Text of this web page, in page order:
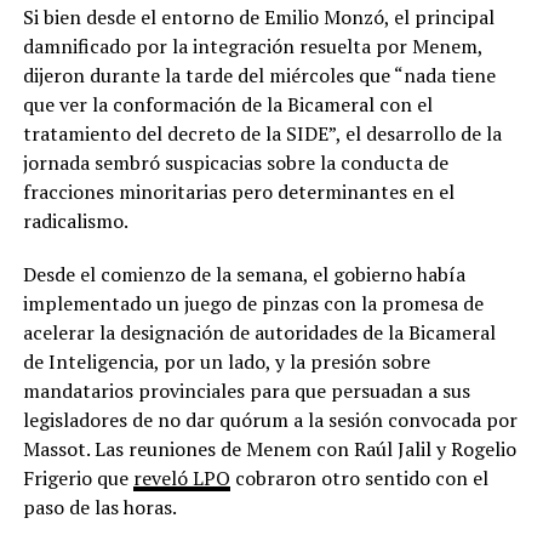
Si bien desde el entorno de Emilio Monzó, el principal
damnificado por la integración resuelta por Menem,
dijeron durante la tarde del miércoles que “nada tiene
que ver la conformación de la Bicameral con el
tratamiento del decreto de la SIDE”, el desarrollo de la
jornada sembró suspicacias sobre la conducta de
fracciones minoritarias pero determinantes en el
radicalismo.
Desde el comienzo de la semana, el gobierno había
implementado un juego de pinzas con la promesa de
acelerar la designación de autoridades de la Bicameral
de Inteligencia, por un lado, y la presión sobre
mandatarios provinciales para que persuadan a sus
legisladores de no dar quórum a la sesión convocada por
Massot. Las reuniones de Menem con Raúl Jalil y Rogelio
Frigerio que reveló LPO cobraron otro sentido con el
paso de las horas.